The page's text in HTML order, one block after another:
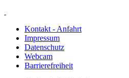
Kontakt - Anfahrt
Impressum
Datenschutz
Webcam
Barrierefreiheit